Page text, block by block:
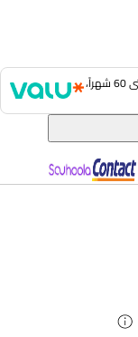
ادفع مع ڤاليو واستمتع بخطط تقسيط تبدأ من 6 أشهر وحتى 60 شهراً،